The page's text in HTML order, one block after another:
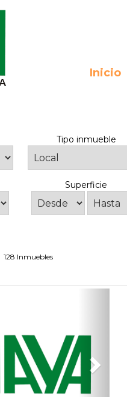
Inicio
Tipo inmueble
Superficie
128 Inmuebles